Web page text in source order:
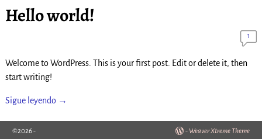
Hello world!
1
Welcome to WordPress. This is your first post. Edit or delete it, then
start writing!
Sigue leyendo →
©2026 - - Weaver Xtreme Theme